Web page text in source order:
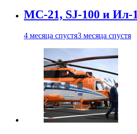
МС-21, SJ-100 и Ил-
4 месяца спустя3 месяца спустя